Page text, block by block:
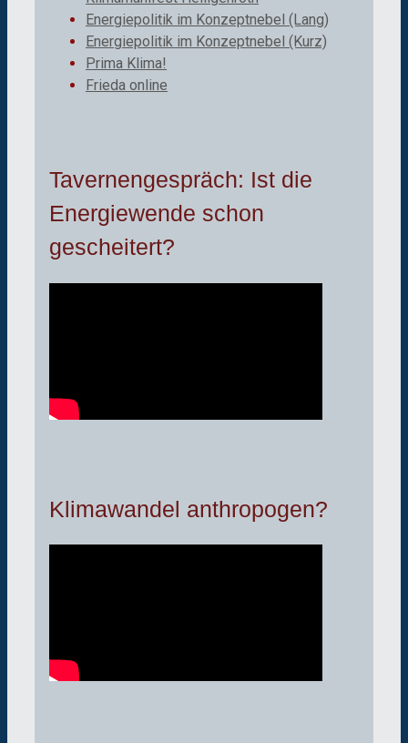
Energiepolitik im Konzeptnebel (Lang)
Energiepolitik im Konzeptnebel (Kurz)
Prima Klima!
Frieda online
Tavernengespräch: Ist die
Energiewende schon
gescheitert?
Klimawandel anthropogen?